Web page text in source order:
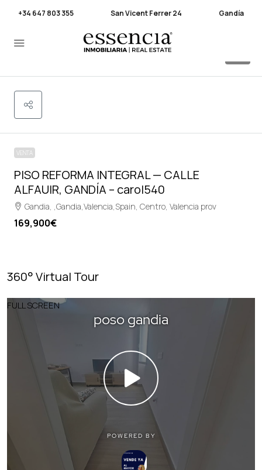
+34 647 803 355 San Vicent Ferrer 24 Gandía
VENTA
PISO REFORMA INTEGRAL — CALLE
ALFAUIR, GANDÍA – carol540
Gandia, ,Gandia,Valencia,Spain, Centro, Valencia prov
169,900€
360° Virtual Tour
FULL SCREEN